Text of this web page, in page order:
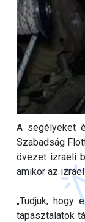
A segélyeket
Szabadság
övezet izraeli
amikor az
„Tudjuk, hogy
tapasztalatok